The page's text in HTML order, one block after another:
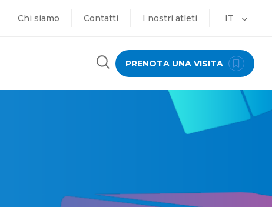
Chi siamo Contatti I nostri atleti IT
PRENOTA UNA VISITA